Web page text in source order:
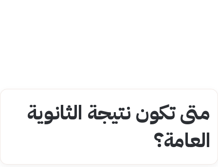
متى تكون نتيجة الثانوية
العامة؟